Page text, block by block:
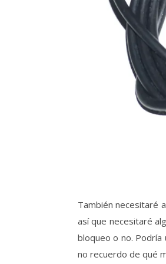
También necesitaré
así que necesitaré
bloqueo o no. Podría
no recuerdo de qué